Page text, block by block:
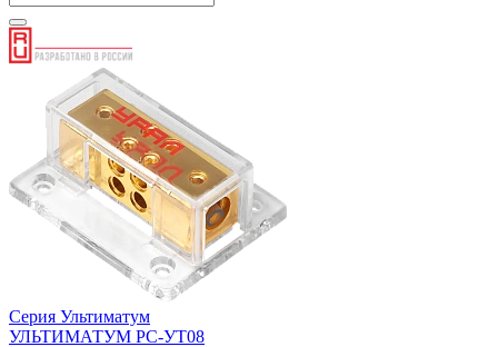
Серия Ультиматум
УЛЬТИМАТУМ РС-УТ08